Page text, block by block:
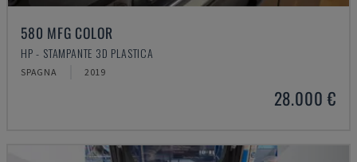
580 MFG COLOR
HP - STAMPANTE 3D PLASTICA
SPAGNA 2019
28.000 €